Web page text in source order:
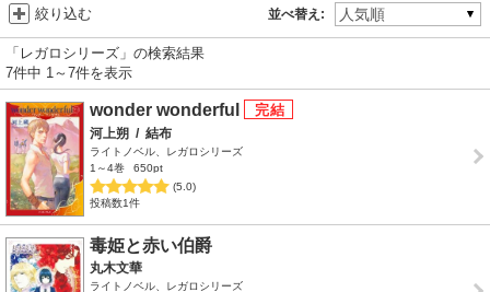
並べ替え:
絞り込む
「レガロシリーズ」の検索結果
7件中 1～7件を表示
wonder wonderful
河上朔 / 結布
ライトノベル、レガロシリーズ
1～4巻
650pt
(5.0)
投稿数1件
毒姫と赤い伯爵
丸木文華
ライトノベル、レガロシリーズ